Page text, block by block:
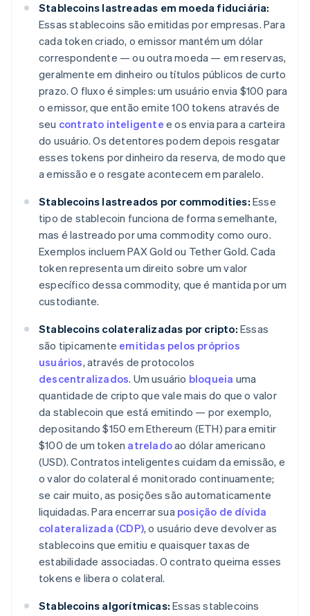
Stablecoins lastreadas em moeda fiduciária:
Essas stablecoins são emitidas por empresas. Para
cada token criado, o emissor mantém um dólar
correspondente — ou outra moeda — em reservas,
geralmente em dinheiro ou títulos públicos de curto
prazo. O fluxo é simples: um usuário envia $100 para
o emissor, que então emite 100 tokens através de
seu contrato inteligente e os envia para a carteira
do usuário. Os detentores podem depois resgatar
esses tokens por dinheiro da reserva, de modo que
a emissão e o resgate acontecem em paralelo.
Stablecoins lastreados por commodities: Esse
tipo de stablecoin funciona de forma semelhante,
mas é lastreado por uma commodity como ouro.
Exemplos incluem PAX Gold ou Tether Gold. Cada
token representa um direito sobre um valor
específico dessa commodity, que é mantida por um
custodiante.
Stablecoins colateralizadas por cripto: Essas
são tipicamente emitidas pelos próprios
usuários, através de protocolos
descentralizados. Um usuário bloqueia uma
quantidade de cripto que vale mais do que o valor
da stablecoin que está emitindo — por exemplo,
depositando $150 em Ethereum (ETH) para emitir
$100 de um token atreladoao dólar americano
(USD). Contratos inteligentes cuidam da emissão, e
o valor do colateral é monitorado continuamente;
se cair muito, as posições são automaticamente
liquidadas. Para encerrar sua posição de dívida
colateralizada (CDP), o usuário deve devolver as
stablecoins que emitiu e quaisquer taxas de
estabilidade associadas. O contrato queima esses
tokens e libera o colateral.
Stablecoins algorítmicas: Essas stablecoins